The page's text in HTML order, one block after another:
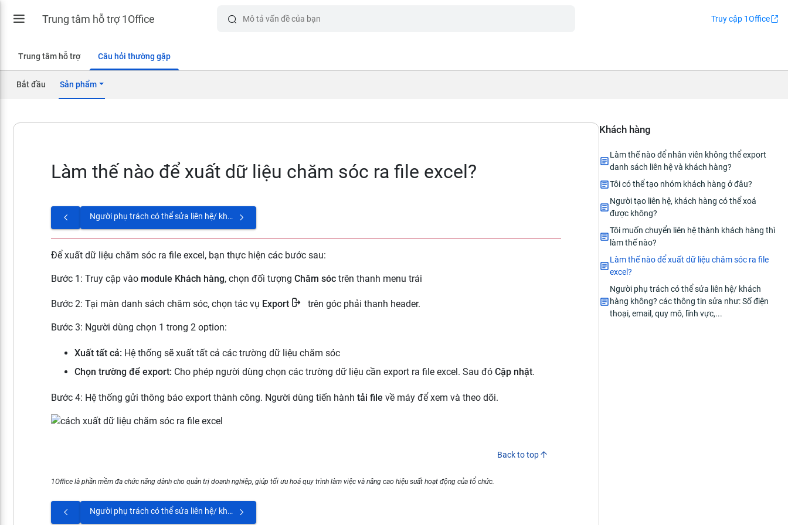
Trung tâm hỗ trợ 1Office Truy cập 1Office
Trung tâm hỗ trợ Câu hỏi thường gặp
Bắt đầu Sản phẩm
Làm thế nào để xuất dữ liệu chăm sóc ra file excel?
Người phụ trách có thể sửa liên hệ/ khách hàng không? các thông tin sửa như: Số điện thoại, email, quy mô, lĩnh vực,...
Để xuất dữ liệu chăm sóc ra file excel, bạn thực hiện các bước sau:
Bước 1: Truy cập vào module Khách hàng, chọn đối tượng Chăm sóc trên thanh menu trái
Bước 2: Tại màn danh sách chăm sóc, chọn tác vụ Export trên góc phải thanh header.
Bước 3: Người dùng chọn 1 trong 2 option:
Xuất tất cả: Hệ thống sẽ xuất tất cả các trường dữ liệu chăm sóc
Chọn trường để export: Cho phép người dùng chọn các trường dữ liệu cần export ra file excel. Sau đó Cập nhật.
Bước 4: Hệ thống gửi thông báo export thành công. Người dùng tiến hành tải file về máy để xem và theo dõi.
Back to top
1Office là phần mềm đa chức năng dành cho quản trị doanh nghiệp, giúp tối ưu hoá quy trình làm việc và nâng cao hiệu suất hoạt động của tổ chức.
Người phụ trách có thể sửa liên hệ/ khách hàng không? các thông tin sửa như: Số điện thoại, email, quy mô, lĩnh vực,...
Khách hàng
Làm thế nào để nhân viên không thể export
danh sách liên hệ và khách hàng?
Tôi có thể tạo nhóm khách hàng ở đâu?
Người tạo liên hệ, khách hàng có thể xoá
được không?
Tôi muốn chuyển liên hệ thành khách hàng thì
làm thế nào?
Làm thế nào để xuất dữ liệu chăm sóc ra file
excel?
Người phụ trách có thể sửa liên hệ/ khách
hàng không? các thông tin sửa như: Số điện
thoại, email, quy mô, lĩnh vực,...